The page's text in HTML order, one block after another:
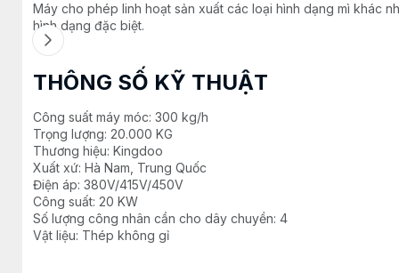
Máy cho phép linh hoạt sản xuất các loại hình dạng mì khác
hình dạng đặc biệt.
THÔNG SỐ KỸ THUẬT
Công suất máy móc: 300 kg/h
Trọng lượng: 20.000 KG
Thương hiệu: Kingdoo
Xuất xứ: Hà Nam, Trung Quốc
Điện áp: 380V/415V/450V
Công suất: 20 KW
Số lượng công nhân cần cho dây chuyền: 4
Vật liệu: Thép không gỉ